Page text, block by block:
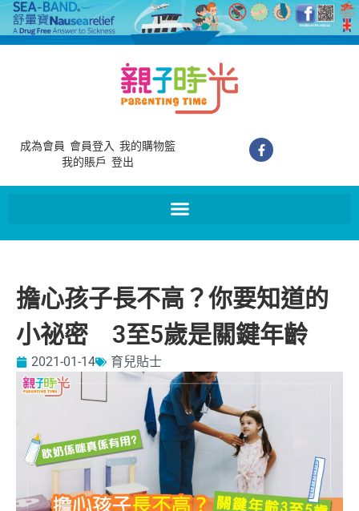
成為會員 會員登入 我的購物籃
我的賬戶 登出
擔心孩子長不高？你要知道的
小祕密 3至5歲是關鍵年齡
2021-01-14 育兒貼士